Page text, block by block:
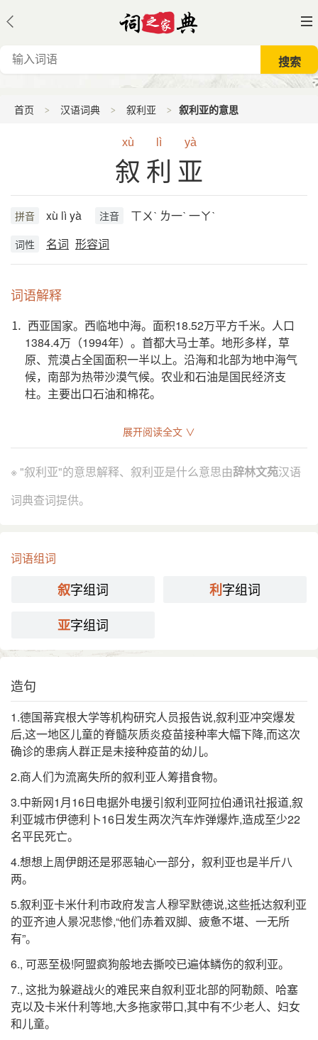
首页 汉语词典 叙利亚 叙利亚的意思
xù lì yà
叙利亚
拼音 xù lì yà 注音 ㄒㄨˋ ㄌ一ˋ 一ㄚˋ
词性 名词 形容词
词语解释
⒈ 西亚国家。西临地中海。面积18.52万平方千米。人口
1384.4万（1994年）。首都大马士革。地形多样，草
原、荒漠占全国面积一半以上。沿海和北部为地中海气
候，南部为热带沙漠气候。农业和石油是国民经济支
柱。主要出口石油和棉花。
叙 利 亚
展开阅读全文 ∨
※ "叙利亚"的意思解释、叙利亚是什么意思由辞林文苑汉语
词典查词提供。
词语组词
叙字组词 利字组词
亚字组词
造句
1.德国蒂宾根大学等机构研究人员报告说,叙利亚冲突爆发
后,这一地区儿童的脊髓灰质炎疫苗接种率大幅下降,而这次
确诊的患病人群正是未接种疫苗的幼儿。
2.商人们为流离失所的叙利亚人筹措食物。
3.中新网1月16日电据外电援引叙利亚阿拉伯通讯社报道,叙
利亚城市伊德利卜16日发生两次汽车炸弹爆炸,造成至少22
名平民死亡。
4.想想上周伊朗还是邪恶轴心一部分，叙利亚也是半斤八
两。
5.叙利亚卡米什利市政府发言人穆罕默德说,这些抵达叙利亚
的亚齐迪人景况悲惨,“他们赤着双脚、疲惫不堪、一无所
有”。
6., 可恶至极!阿盟疯狗般地去撕咬已遍体鳞伤的叙利亚。
7., 这批为躲避战火的难民来自叙利亚北部的阿勒颇、哈塞
克以及卡米什利等地,大多拖家带口,其中有不少老人、妇女
和儿童。